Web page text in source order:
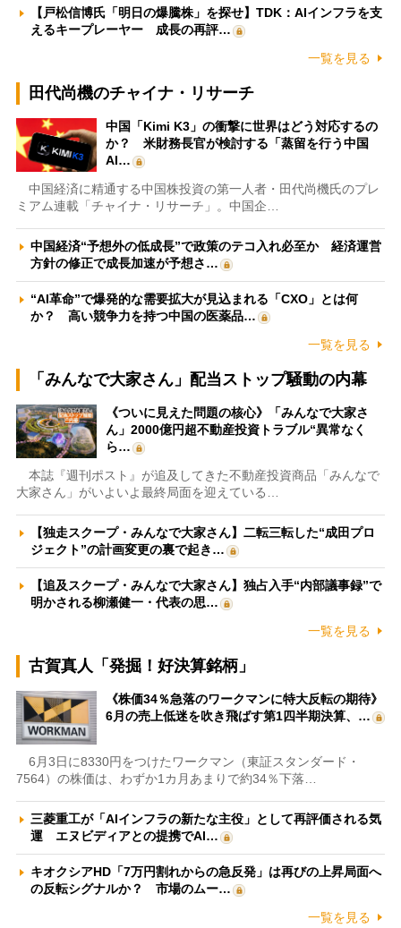
【戸松信博氏「明日の爆騰株」を探せ】TDK：AIインフラを支
えるキープレーヤー 成長の再評…
一覧を見る
田代尚機のチャイナ・リサーチ
中国「Kimi K3」の衝撃に世界はどう対応するの
か？ 米財務長官が検討する「蒸留を行う中国
AI…
中国経済に精通する中国株投資の第一人者・田代尚機氏のプレ
ミアム連載「チャイナ・リサーチ」。中国企…
中国経済“予想外の低成長”で政策のテコ入れ必至か 経済運営
方針の修正で成長加速が予想さ…
“AI革命”で爆発的な需要拡大が見込まれる「CXO」とは何
か？ 高い競争力を持つ中国の医薬品…
一覧を見る
「みんなで大家さん」配当ストップ騒動の内幕
《ついに見えた問題の核心》「みんなで大家さ
ん」2000億円超不動産投資トラブル“異常なく
ら…
本誌『週刊ポスト』が追及してきた不動産投資商品「みんなで
大家さん」がいよいよ最終局面を迎えている…
【独走スクープ・みんなで大家さん】二転三転した“成田プロ
ジェクト”の計画変更の裏で起き…
【追及スクープ・みんなで大家さん】独占入手“内部議事録”で
明かされる柳瀬健一・代表の思…
一覧を見る
古賀真人「発掘！好決算銘柄」
《株価34％急落のワークマンに特大反転の期待》
6月の売上低迷を吹き飛ばす第1四半期決算、…
6月3日に8330円をつけたワークマン（東証スタンダード・
7564）の株価は、わずか1カ月あまりで約34％下落…
三菱重工が「AIインフラの新たな主役」として再評価される気
運 エヌビディアとの提携でAI…
キオクシアHD「7万円割れからの急反発」は再びの上昇局面へ
の反転シグナルか？ 市場のムー…
一覧を見る